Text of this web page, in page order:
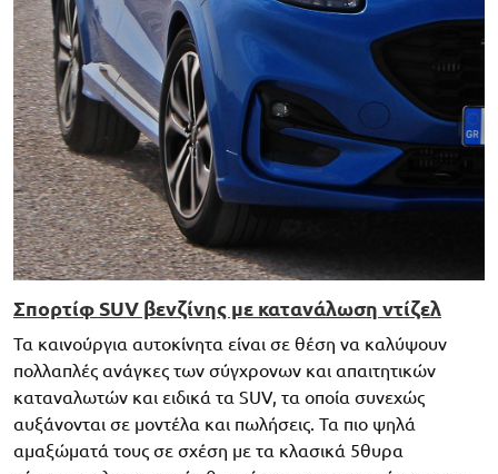
Σπορτίφ SUV βενζίνης με κατανάλωση ντίζελ
Τα καινούργια αυτοκίνητα είναι σε θέση να καλύψουν
πολλαπλές ανάγκες των σύγχρονων και απαιτητικών
καταναλωτών και ειδικά τα SUV, τα οποία συνεχώς
αυξάνονται σε μοντέλα και πωλήσεις. Τα πιο ψηλά
αμαξώματά τους σε σχέση με τα κλασικά 5θυρα